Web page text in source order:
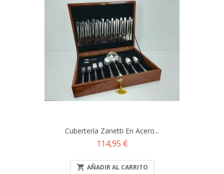
Cubertería Zanetti En Acero...
Precio
114,95 €
 AÑADIR AL CARRITO